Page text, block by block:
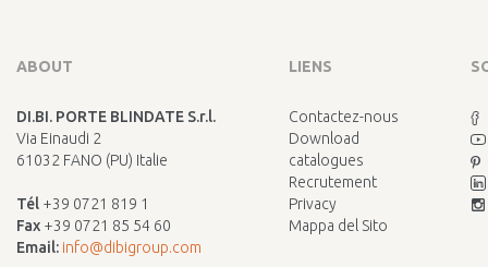
ABOUT
DI.BI. PORTE BLINDATE S.r.l.
Via Einaudi 2
61032 FANO (PU) Italie
Tél +39 0721 819 1
Fax +39 0721 85 54 60
Email: info@dibigroup.com
LIENS
Contactez-nous
Download
catalogues
Recrutement
Privacy
Mappa del Sito